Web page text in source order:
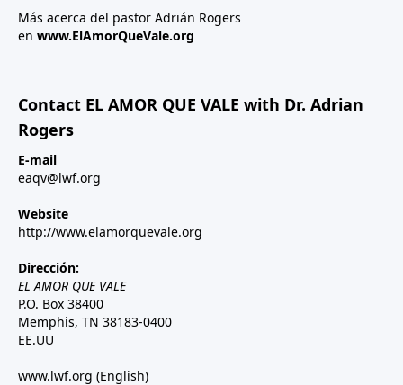
Más acerca del pastor Adrián Rogers
en www.ElAmorQueVale.org
Contact EL AMOR QUE VALE with Dr. Adrian
Rogers
E-mail
eaqv@lwf.org
Website
http://www.elamorquevale.org
Dirección:
EL AMOR QUE VALE
P.O. Box 38400
Memphis, TN 38183-0400
EE.UU
www.lwf.org (English)